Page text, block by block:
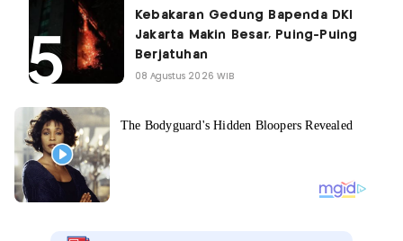
Kebakaran Gedung Bapenda DKI
Jakarta Makin Besar, Puing-Puing
Berjatuhan
08 Agustus 2026 WIB